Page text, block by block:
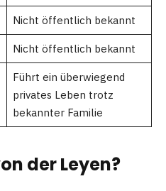
Nicht öffentlich bekannt
Nicht öffentlich bekannt
Führt ein überwiegend
privates Leben trotz
bekannter Familie
der Leyen?